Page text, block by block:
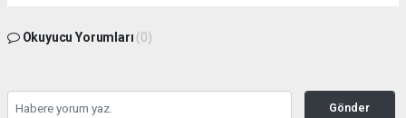
Okuyucu Yorumları (0)
Gönder